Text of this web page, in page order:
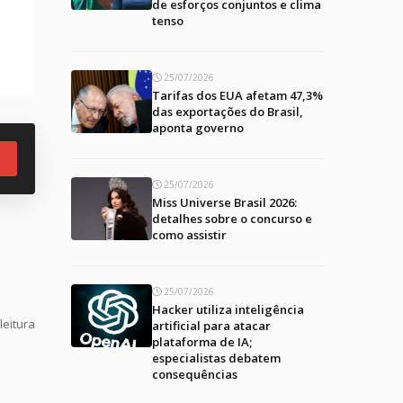
de esforços conjuntos e clima
tenso
25/07/2026
Tarifas dos EUA afetam 47,3%
das exportações do Brasil,
aponta governo
25/07/2026
Miss Universe Brasil 2026:
detalhes sobre o concurso e
como assistir
25/07/2026
Hacker utiliza inteligência
artificial para atacar
plataforma de IA;
especialistas debatem
consequências